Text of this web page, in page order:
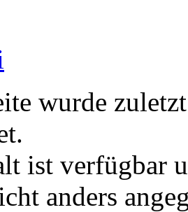
wurde
ist verfügbar
anders